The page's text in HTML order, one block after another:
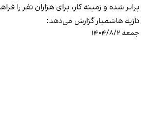
برابر شده و زمینه کار، برای هزاران نفر را
نازیه هاشمیار گزارش می‌دهد:
جمعه ۱۴۰۴/۸/۲